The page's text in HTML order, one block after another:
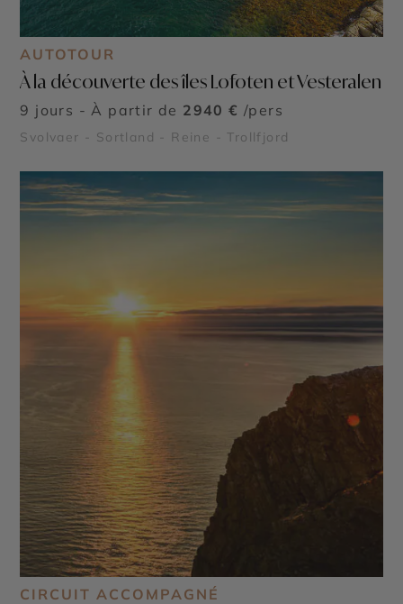
AUTOTOUR
À la découverte des îles Lofoten et Vesteralen
9 jours - À partir de 2940 € /pers
Svolvaer - Sortland - Reine - Trollfjord
CIRCUIT ACCOMPAGNÉ